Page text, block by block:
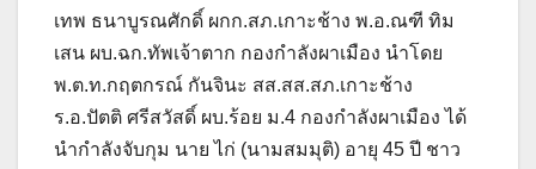
เทพ ธนาบูรณศักดิ์ ผกก.สภ.เกาะช้าง พ.อ.ณฑี ทิม
เสน ผบ.ฉก.ทัพเจ้าตาก กองกำลังผาเมือง นำโดย
พ.ต.ท.กฤตกรณ์ กันจินะ สส.สส.สภ.เกาะช้าง
ร.อ.ปัตติ ศรีสวัสดิ์ ผบ.ร้อย ม.4 กองกำลังผาเมือง ได้
นำกำลังจับกุม นาย ไก่ (นามสมมุติ) อายุ 45 ปี ชาว